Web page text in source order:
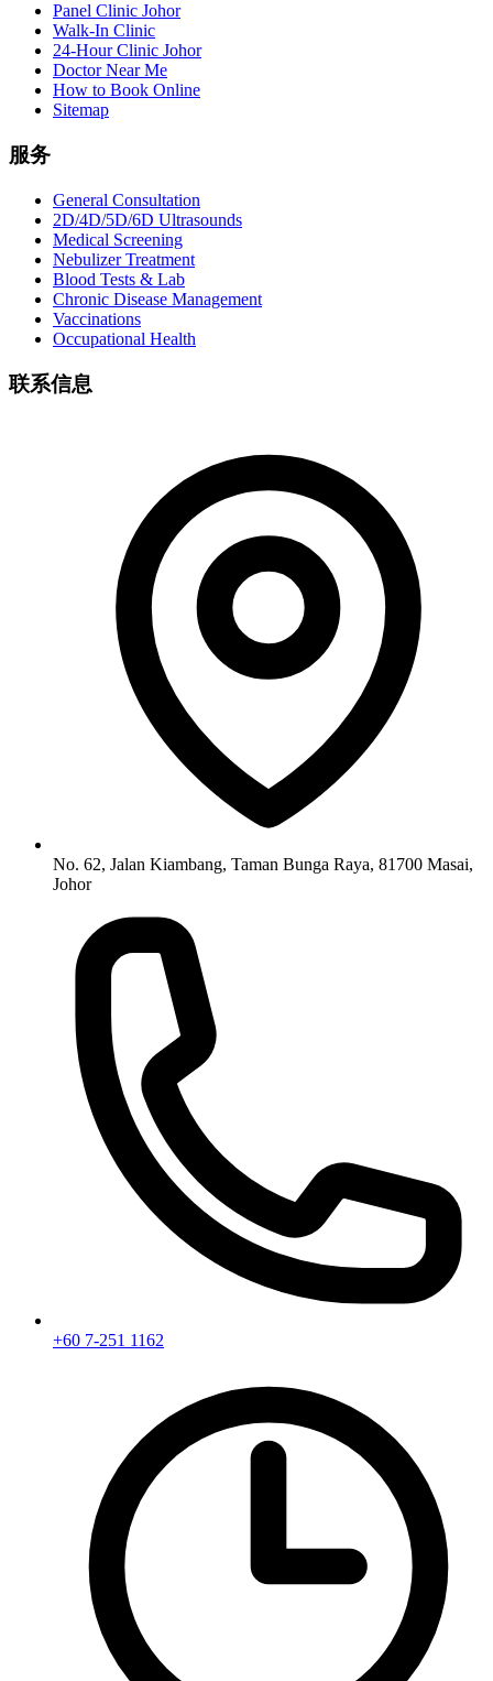
Panel Clinic Johor
Walk-In Clinic
24-Hour Clinic Johor
Doctor Near Me
How to Book Online
Sitemap
服务
General Consultation
2D/4D/5D/6D Ultrasounds
Medical Screening
Nebulizer Treatment
Blood Tests & Lab
Chronic Disease Management
Vaccinations
Occupational Health
联系信息
No. 62, Jalan Kiambang, Taman Bunga Raya, 81700 Masai,
Johor
+60 7-251 1162